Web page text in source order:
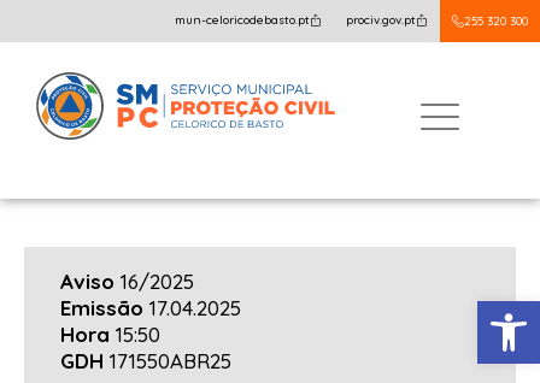
mun-celoricodebasto.pt prociv.gov.pt 255 320 300
Aviso 16/2025
Emissão 17.04.2025
Hora 15:50
GDH 171550ABR25